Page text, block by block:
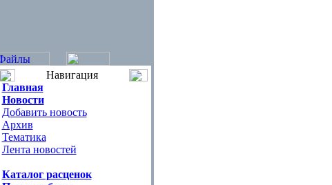
Навигация
Главная
Новости
Добавить новость
Архив
Тематика
Лента новостей
Каталог расценок